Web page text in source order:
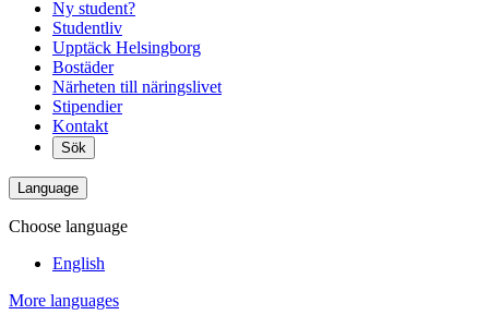
Ny student?
Studentliv
Upptäck Helsingborg
Bostäder
Närheten till näringslivet
Stipendier
Kontakt
Sök
Language
Choose language
English
More languages